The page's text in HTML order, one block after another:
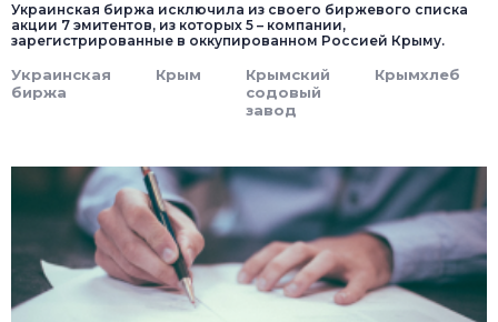
Украинская биржа исключила из своего биржевого списка
акции 7 эмитентов, из которых 5 – компании,
зарегистрированные в оккупированном Россией Крыму.
Украинская
биржа
Крым
Крымский
содовый
завод
Крымхлеб